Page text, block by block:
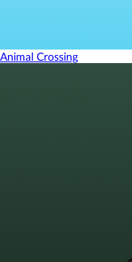
Animal Crossing